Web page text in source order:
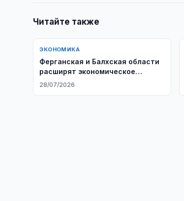
Читайте также
ЭКОНОМИКА
Ферганская и Балхская области
расширят экономическое
сотрудничество
28/07/2026